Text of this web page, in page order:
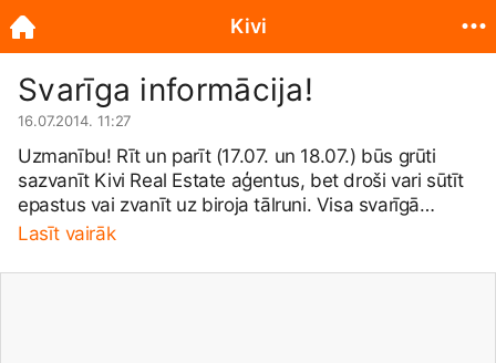
Svarīga informācija!
16.07.2014. 11:27
Uzmanību! Rīt un parīt (17.07. un 18.07.) būs grūti
sazvanīt Kivi Real Estate aģentus, bet droši vari sūtīt
epastus vai zvanīt uz biroja tālruni. Visa svarīgā
informācija tiks nodota attiecīgajam aģentam, cik drīz
Lasīt vairāk
Kivi